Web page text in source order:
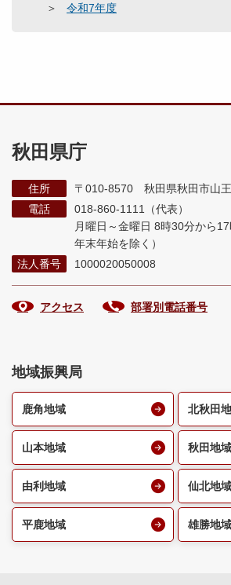
令和7年度
秋田県庁
住所
〒010-8570 秋田県秋田市山
電話
018-860-1111（代表）
月曜日～金曜日 8時30分から
年末年始を除く）
法人番号
1000020050008
アクセス 部署別電話番号
地域振興局
鹿角地域 北秋田
山本地域 秋田地域
由利地域 仙北地域
平鹿地域 雄勝地域